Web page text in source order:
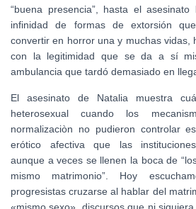
“buena presencia”, hasta el
infinidad de formas de extorsión
convertir en horror una y muchas vidas,
con la legitimidad que se da a sí
ambulancia que tardó demasiado en
El asesinato de Natalia muestra
heterosexual cuando los
normalizaciòn no pudieron controlar
erótico afectiva que las
aunque a veces se llenen la boca de
mismo matrimonio”. Hoy
progresistas cruzarse al hablar del